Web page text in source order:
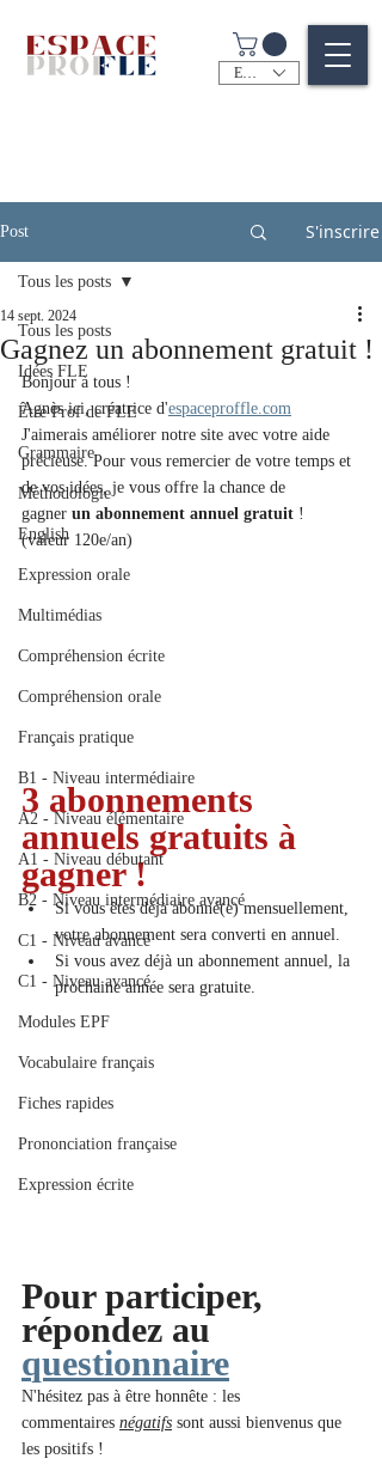
EUR (€)
Post S'inscrire
Tous les posts
Idées FLE
Être Prof de FLE
Grammaire
Méthodologie
English
Expression orale
Multimédias
Compréhension écrite
Compréhension orale
Français pratique
B1 - Niveau intermédiaire
A2 - Niveau élémentaire
A1 - Niveau débutant
B2 - Niveau intermédiaire avancé
C1 - Niveau avancé
C1 - Niveau avancé
Modules EPF
Vocabulaire français
Fiches rapides
Prononciation française
Expression écrite
Tous les posts
Gagnez un abonnement gratuit !
14 sept. 2024
Bonjour à tous !
Agnès ici, créatrice d'espaceproffle.com
J'aimerais améliorer notre site avec votre aide
précieuse. Pour vous remercier de votre temps et
de vos idées, je vous offre la chance de
gagner un abonnement annuel gratuit !
(valeur 120e/an)
3 abonnements
annuels gratuits à
gagner !
Si vous êtes déjà abonné(e) mensuellement,
votre abonnement sera converti en annuel.
Si vous avez déjà un abonnement annuel, la
prochaine année sera gratuite.
Pour participer,
répondez au
questionnaire
N'hésitez pas à être honnête : les
commentaires négatifs sont aussi bienvenus que
les positifs !